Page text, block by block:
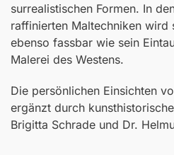
surrealistischen Formen. In
raffinierten Maltechniken wird
ebenso fassbar wie sein
Malerei des Westens.
Die persönlichen Einsichten
ergänzt durch
Brigitta Schrade und Dr.